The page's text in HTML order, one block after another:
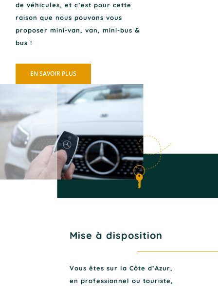
de véhicules, et c’est pour cette
raison que nous pouvons vous
proposer mini-van, van, mini-bus &
bus !
EN SAVOIR PLUS
Mise à disposition
Vous êtes sur la Côte d’Azur,
en professionnel ou touriste,